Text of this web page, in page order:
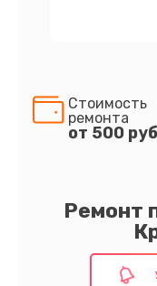
Ремонт
Стоимость
ремонта
от 500 руб